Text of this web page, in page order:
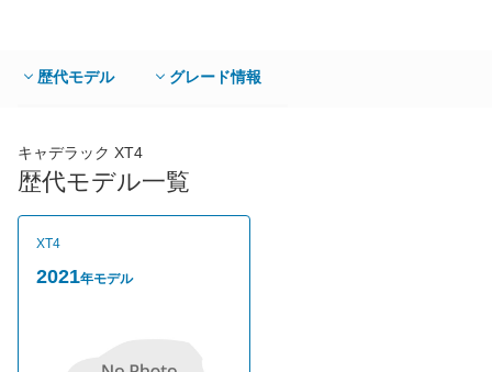
歴代モデル グレード情報
キャデラック XT4
歴代モデル一覧
XT4
2021年モデル